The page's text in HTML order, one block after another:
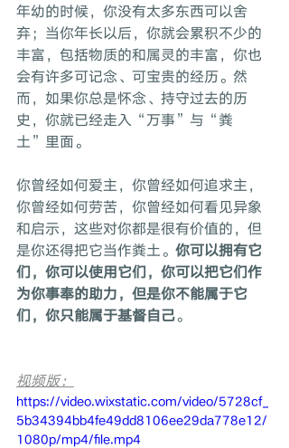
年幼的时候，你没有太多东西可以舍
弃；当你年长以后，你就会累积不少的
丰富，包括物质的和属灵的丰富，你也
会有许多可记念、可宝贵的经历。然
而，如果你总是怀念、持守过去的历
史，你就已经走入“万事”与“粪
土”里面。
你曾经如何爱主，你曾经如何追求主，
你曾经如何劳苦，你曾经如何看见异象
和启示，这些对你都是很有价值的，但
是你还得把它当作粪土。 你可以拥有它
们，你可以使用它们，你可以把它们作
为你事奉的助力，但是你不能属于它
们，你只能属于基督自己。
视频版：
https://video.wixstatic.com/video/5728cf_
5b34394bb4fe49dd8106ee29da778e12/
1080p/mp4/file.mp4